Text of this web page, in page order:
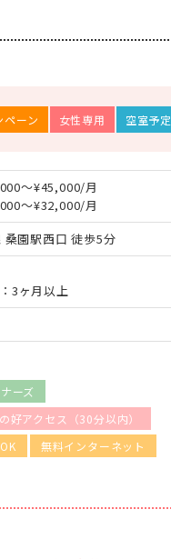
ペーン 女性専用 空室予定
～¥45,000/月
～¥32,000/月
桑園駅西口 徒歩5分
3ヶ月以上
ーズ
好アクセス（30分以内）
無料インターネット